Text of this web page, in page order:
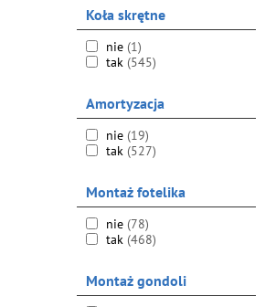
Koła skrętne
nie (1)
tak (545)
Amortyzacja
nie (19)
tak (527)
Montaż fotelika
nie (78)
tak (468)
Montaż gondoli